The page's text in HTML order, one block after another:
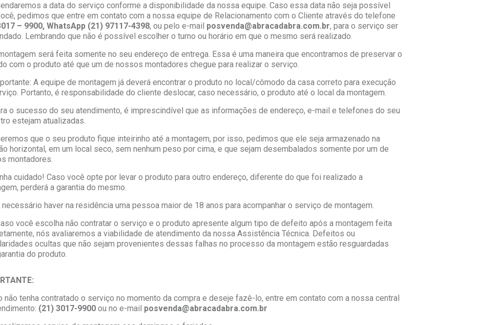
a data do serviço conforme a disponibilidade da nossa equipe. Caso essa data não seja possível
pedimos que entre em contato com a nossa equipe de Relacionamento com o Cliente através do telefone
– 9900, WhatsApp (21) 97117-4398, ou pelo e-mail posvenda@abracadabra.com.br, para o serviço ser
Lembrando que não é possível escolher o turno ou horário em que o mesmo será realizado.
será feita somente no seu endereço de entrega. Essa é uma maneira que encontramos de preservar o
com o produto até que um de nossos montadores chegue para realizar o serviço.
A equipe de montagem já deverá encontrar o produto no local/cômodo da casa correto para execução
Portanto, é responsabilidade do cliente deslocar, caso necessário, o produto até o local da montagem.
o sucesso do seu atendimento, é imprescindível que as informações de endereço, e-mail e telefones do seu
estejam atualizadas.
que o seu produto fique inteirinho até a montagem, por isso, pedimos que ele seja armazenado na
horizontal, em um local seco, sem nenhum peso por cima, e que sejam desembalados somente por um de
montadores.
cuidado! Caso você opte por levar o produto para outro endereço, diferente do que foi realizado a
perderá a garantia do mesmo.
necessário haver na residência uma pessoa maior de 18 anos para acompanhar o serviço de montagem.
você escolha não contratar o serviço e o produto apresente algum tipo de defeito após a montagem feita
nós avaliaremos a viabilidade de atendimento da nossa Assistência Técnica. Defeitos ou
ocultas que não sejam provenientes dessas falhas no processo da montagem estão resguardadas
do produto.
não tenha contratado o serviço no momento da compra e deseje fazê-lo, entre em contato com a nossa central
(21) 3017-9900 ou no e-mail posvenda@abracadabra.com.br